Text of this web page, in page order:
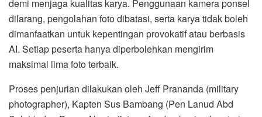
demi menjaga kualitas karya. Penggunaan kamera ponsel
dilarang, pengolahan foto dibatasi, serta karya tidak boleh
dimanfaatkan untuk kepentingan provokatif atau berbasis
AI. Setiap peserta hanya diperbolehkan mengirim
maksimal lima foto terbaik.
Proses penjurian dilakukan oleh Jeff Prananda (military
photographer), Kapten Sus Bambang (Pen Lanud Abd